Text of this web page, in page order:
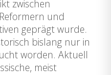
zwischen
und
geprägt wurde.
bislang nur in
worden. Aktuell
meist